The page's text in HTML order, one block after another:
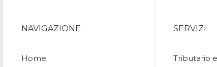
NAVIGAZIONE
Home
SERVIZI
Tributario